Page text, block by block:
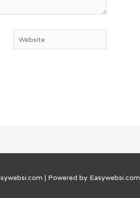
| Powered by Easywebsi.com